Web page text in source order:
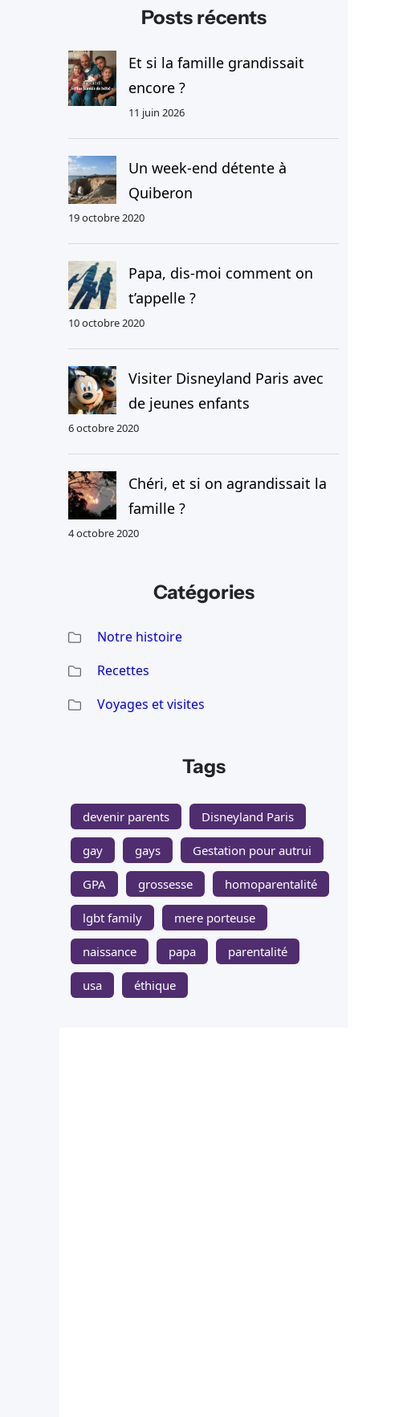
r
c
h
Posts récents
Et si la famille grandissait
encore ?
11 juin 2026
Un week-end détente à
Quiberon
19 octobre 2020
Papa, dis-moi comment on
t’appelle ?
10 octobre 2020
Visiter Disneyland Paris avec
de jeunes enfants
6 octobre 2020
Chéri, et si on agrandissait la
famille ?
4 octobre 2020
Catégories
Notre histoire
Recettes
Voyages et visites
Tags
devenir parents Disneyland Paris
gay gays Gestation pour autrui
GPA grossesse homoparentalité
lgbt family mere porteuse
naissance papa parentalité
usa éthique